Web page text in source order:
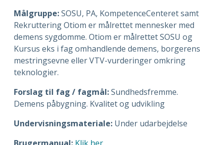
Målgruppe:SOSU, PA, KompetenceCenteret samt
Rekruttering Otiom er målrettet mennesker med
demens sygdomme. Otiom er målrettet SOSU og
Kursus eks i fag omhandlende demens, borgerens
mestringsevne eller VTV-vurderinger omkring
teknologier.
Forslag til fag / fagmål:Sundhedsfremme.
Demens påbygning. Kvalitet og udvikling
Undervisningsmateriale: Under udarbejdelse